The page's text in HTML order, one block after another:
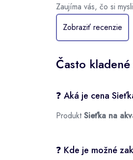
Zaujíma vás, čo si
Zobraziť recenzie
Často
❓ Aká je cena
ProduktSieťka na
❓ Kde je možné